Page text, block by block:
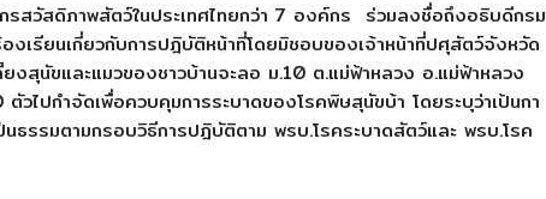
สวัสดิภาพสัตว์ในประเทศไทยกว่า 7 องค์กร ร่วมลงชื่อถึงอธิบดีกรม
งเรียนเกี่ยวกับการปฎิบัติหน้าที่โดยมิชอบของเจ้าหน้าที่ปศุสัตว์จังหวัด
งสุนัขและแมวของชาวบ้านจะลอ ม.10 ต.แม่ฟ้าหลวง อ.แม่ฟ้าหลวง
วไปกำจัดเพื่อควบคุมการระบาดของโรคพิษสุนัขบ้า โดยระบุว่าเป้นกา
ป็นธรรมตามกรอบวิธีการปฎิบัติตาม พรบ.โรคระบาดสัตว์และ พรบ.โรค